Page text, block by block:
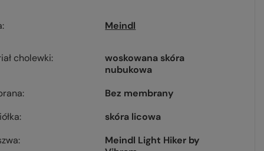
Meindl
cholewki
woskowana skóra
nubukowa
Bez membrany
skóra licowa
Meindl Light Hiker by